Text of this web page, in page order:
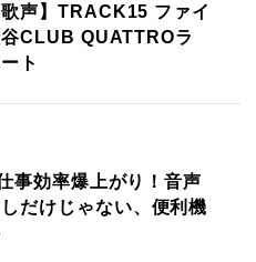
歌声】TRACK15 ファイ
CLUB QUATTROラ
ト
事効率爆上がり！音声
だけじゃない、便利機